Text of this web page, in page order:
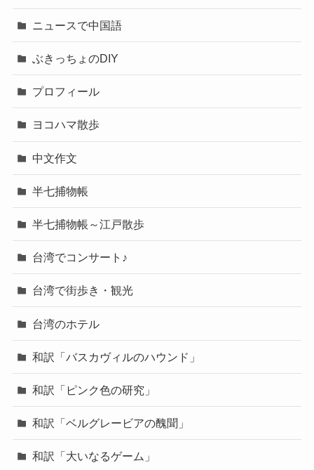
ニュースで中国語
ぶきっちょのDIY
プロフィール
ヨコハマ散歩
中文作文
半七捕物帳
半七捕物帳～江戸散歩
台湾でコンサート♪
台湾で街歩き・観光
台湾のホテル
和訳「バスカヴィルのハウンド」
和訳「ピンク色の研究」
和訳「ベルグレービアの醜聞」
和訳「大いなるゲーム」